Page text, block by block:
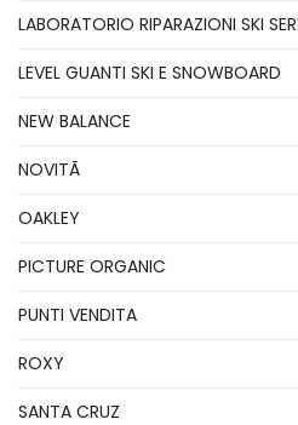
LABORATORIO RIPARAZIONI SKI
LEVEL GUANTI SKI E SNOWBOARD
NEW BALANCE
NOVITÃ
OAKLEY
PICTURE ORGANIC
PUNTI VENDITA
ROXY
SANTA CRUZ